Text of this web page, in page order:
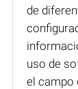
de
uso de
el campo